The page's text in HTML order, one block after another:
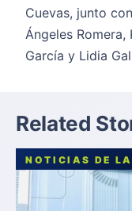
Cuevas, junto
Ángeles Romera,
García y Lidia
Related
NOTICIAS DE